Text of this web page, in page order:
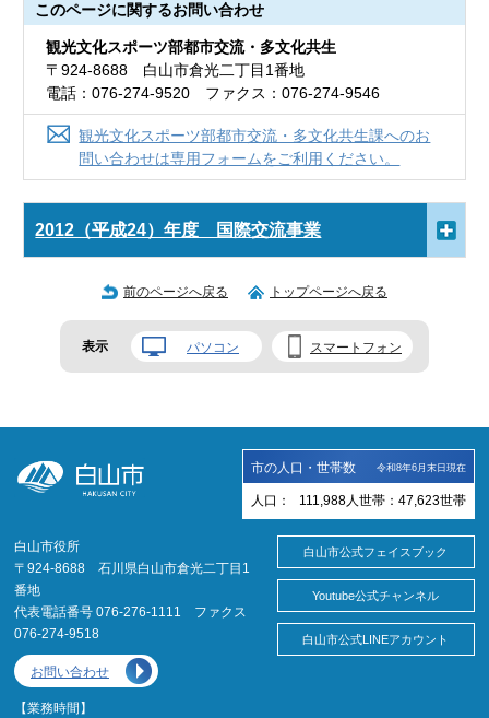
このページに関するお問い合わせ
観光文化スポーツ部都市交流・多文化共生
〒924-8688 白山市倉光二丁目1番地
電話：076-274-9520 ファクス：076-274-9546
観光文化スポーツ部都市交流・多文化共生課へのお
問い合わせは専用フォームをご利用ください。
2012（平成24）年度 国際交流事業
前のページへ戻る トップページへ戻る
表示 パソコン スマートフォン
市の人口・世帯数 令和8年6月末日現在
人口： 111,988 人 世帯： 47,623世帯
白山市役所
〒924-8688 石川県白山市倉光二丁目1
番地
代表電話番号 076-276-1111 ファクス
076-274-9518
お問い合わせ
【業務時間】
白山市公式フェイスブック
Youtube公式チャンネル
白山市公式LINEアカウント